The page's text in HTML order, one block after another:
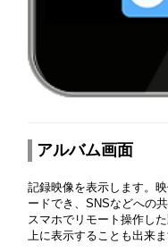
アルバム画面
記録映像を表示します。
ードでき、SNSなどへの共
スマホでリモート操作し
上に表示することも出来ま